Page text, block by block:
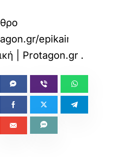
epikairotita/h-
| Protagon.gr .